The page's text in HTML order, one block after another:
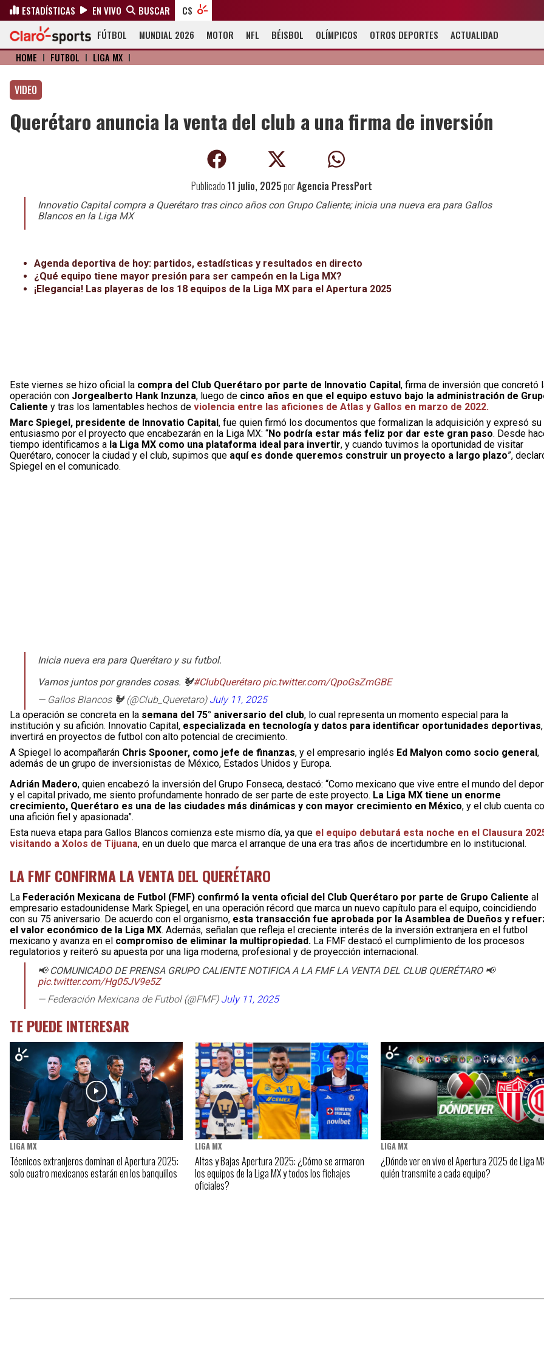
ESTADÍSTICAS EN VIVO BUSCAR
CS
FÚTBOL
MUNDIAL 2026 MOTOR NFL BÉISBOL OLÍMPICOS OTROS DEPORTES ACTUALIDAD
HOME I FÚTBOL I LIGA MX I
VIDEO
Querétaro anuncia la venta del club a una firma de inversión
Publicado 11 julio, 2025porAgencia PressPort
Innovatio Capital compra a Querétaro tras cinco años con Grupo Caliente; inicia una nueva era para Gallos
Blancos en la Liga MX
Agenda deportiva de hoy: partidos, estadísticas y resultados en directo
¿Qué equipo tiene mayor presión para ser campeón en la Liga MX?
¡Elegancia! Las playeras de los 18 equipos de la Liga MX para el Apertura 2025
Este viernes se hizo oficial la compra del Club Querétaro por parte de Innovatio Capital , firma de inversión que concretó
operación con Jorgealberto Hank Inzunza, luego de cinco años en que el equipo estuvo bajo la administración de
Caliente y tras los lamentables hechos de violencia entre las aficiones de Atlas y Gallos en marzo de 2022.
Marc Spiegel, presidente de Innovatio Capital , fue quien firmó los documentos que formalizan la adquisición y expresó su
entusiasmo por el proyecto que encabezarán en la Liga MX: “No podría estar más feliz por dar este gran paso. Desde
tiempo identificamos a la Liga MX como una plataforma ideal para invertir, y cuando tuvimos la oportunidad de visitar
Querétaro, conocer la ciudad y el club, supimos que aquí es donde queremos construir un proyecto a largo plazo”,
Spiegel en el comunicado.
Inicia nueva era para Querétaro y su futbol.
Vamos juntos por grandes cosas. 🐓#ClubQuerétaro pic.twitter.com/QpoGsZmGBE
— Gallos Blancos 🐓 (@Club_Queretaro) July 11, 2025
La operación se concreta en la semana del 75° aniversario del club, lo cual representa un momento especial para la
institución y su afición. Innovatio Capital, especializada en tecnología y datos para identificar oportunidades deportivas,
invertirá en proyectos de futbol con alto potencial de crecimiento.
A Spiegel lo acompañarán Chris Spooner, como jefe de finanzas, y el empresario inglés Ed Malyon como socio general ,
además de un grupo de inversionistas de México, Estados Unidos y Europa.
Adrián Madero, quien encabezó la inversión del Grupo Fonseca, destacó: “Como mexicano que vive entre el mundo del
y el capital privado, me siento profundamente honrado de ser parte de este proyecto. La Liga MX tiene un enorme
crecimiento, Querétaro es una de las ciudades más dinámicas y con mayor crecimiento en México, y el club cuenta
una afición fiel y apasionada”.
Esta nueva etapa para Gallos Blancos comienza este mismo día, ya que el equipo debutará esta noche en el Clausura
visitando a Xolos de Tijuana, en un duelo que marca el arranque de una era tras años de incertidumbre en lo institucional.
LA FMF CONFIRMA LA VENTA DEL QUERÉTARO
La Federación Mexicana de Futbol (FMF) confirmó la venta oficial del Club Querétaro por parte de Grupo Caliente al
empresario estadounidense Mark Spiegel, en una operación récord que marca un nuevo capítulo para el equipo, coincidiendo
con su 75 aniversario. De acuerdo con el organismo, esta transacción fue aprobada por la Asamblea de Dueños y
el valor económico de la Liga MX. Además, señalan que refleja el creciente interés de la inversión extranjera en el futbol
mexicano y avanza en el compromiso de eliminar la multipropiedad. La FMF destacó el cumplimiento de los procesos
regulatorios y reiteró su apuesta por una liga moderna, profesional y de proyección internacional.
📢 COMUNICADO DE PRENSA GRUPO CALIENTE NOTIFICA A LA FMF LA VENTA DEL CLUB QUERÉTARO 📢
pic.twitter.com/Hg05JV9e5Z
— Federación Mexicana de Futbol (@FMF) July 11, 2025
TE PUEDE INTERESAR
LIGA MX
Técnicos extranjeros dominan el Apertura 2025:
solo cuatro mexicanos estarán en los banquillos
LIGA MX
Altas y Bajas Apertura 2025: ¿Cómo se armaron
los equipos de la Liga MX y todos los fichajes
oficiales?
LIGA MX
¿Dónde ver en vivo el Apertura 2025 de Liga
quién transmite a cada equipo?